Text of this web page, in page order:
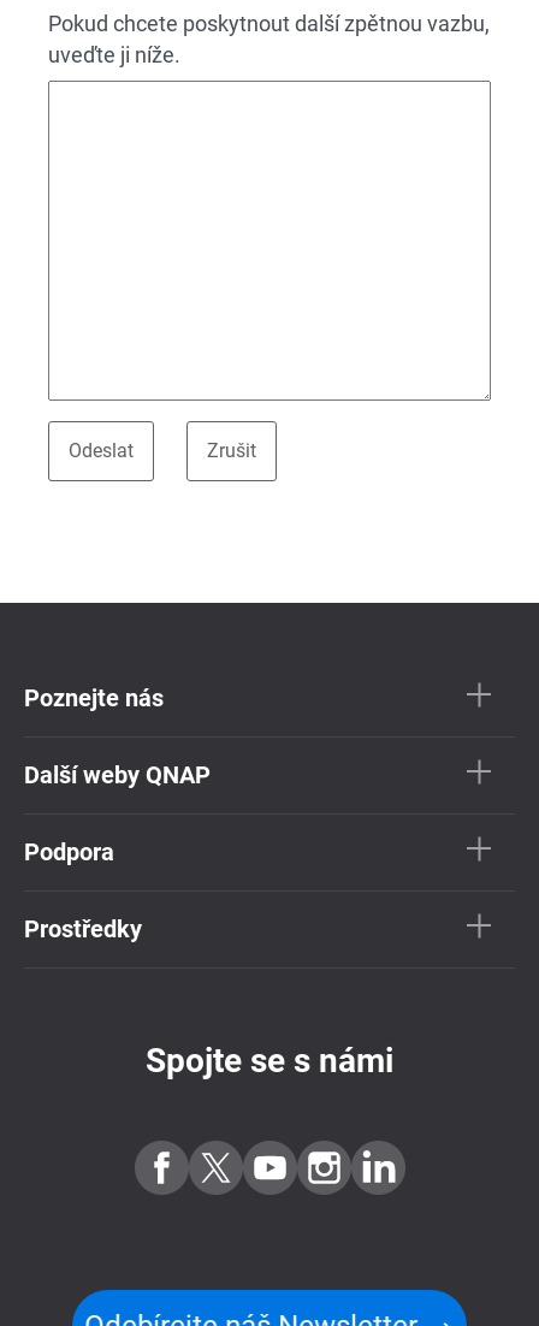
Pokud chcete poskytnout další zpětnou vazbu,
uveďte ji níže.
Poznejte nás
Další weby QNAP
Podpora
Prostředky
Spojte se s námi